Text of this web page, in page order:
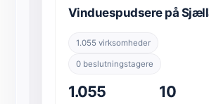
Vinduespudsere på
1.055 virksomheder
0 beslutningstagere
1.055 10